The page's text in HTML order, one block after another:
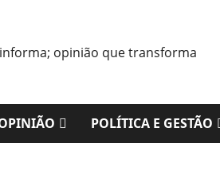
POLÍTICA E GESTÃO